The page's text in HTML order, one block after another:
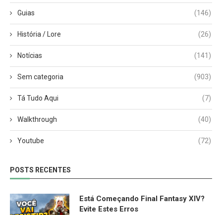
Guias (146)
História / Lore (26)
Notícias (141)
Sem categoria (903)
Tá Tudo Aqui (7)
Walkthrough (40)
Youtube (72)
POSTS RECENTES
Está Começando Final Fantasy XIV?
Evite Estes Erros